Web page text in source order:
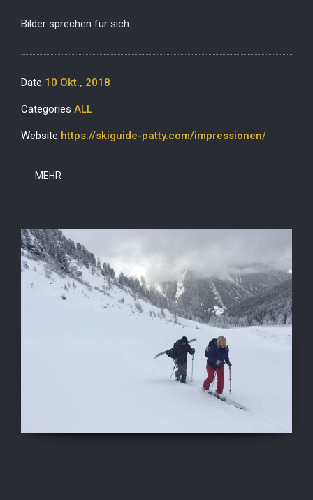
Bilder sprechen für sich.
Date 10 Okt., 2018
Categories ALL
Website https://skiguide-patty.com/impressionen/
MEHR